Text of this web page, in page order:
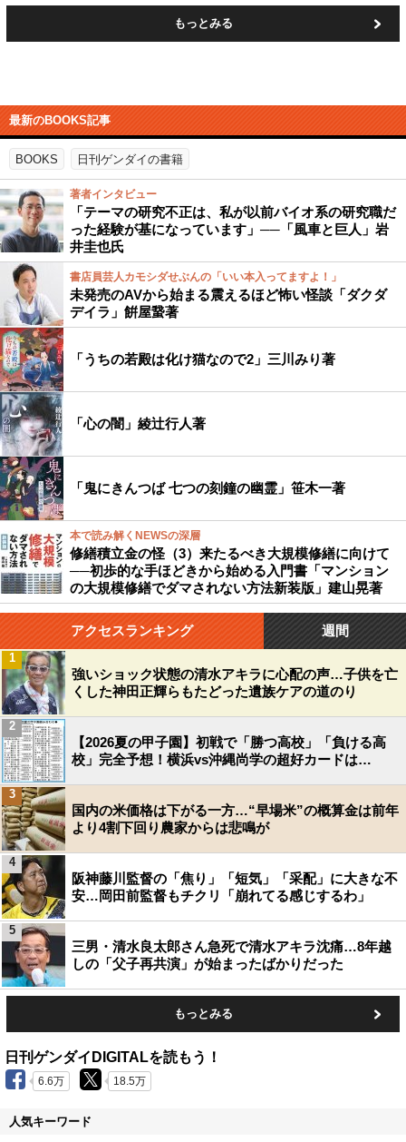
もっとみる
最新のBOOKS記事
BOOKS 日刊ゲンダイの書籍
著者インタビュー
「テーマの研究不正は、私が以前バイオ系の研究職だ
った経験が基になっています」──「風車と巨人」岩
井圭也氏
書店員芸人カモシダせぶんの「いい本入ってますよ！」
未発売のAVから始まる震えるほど怖い怪談「ダクダ
デイラ」餠屋䖸著
「うちの若殿は化け猫なので2」三川みり著
「心の闇」綾辻行人著
「鬼にきんつば 七つの刻鐘の幽霊」笹木一著
本で読み解くNEWSの深層
修繕積立金の怪（3）来たるべき大規模修繕に向けて
──初歩的な手ほどきから始める入門書「マンション
の大規模修繕でダマされない方法新装版」建山晃著
アクセスランキング 週間
強いショック状態の清水アキラに心配の声…子供を亡
くした神田正輝らもたどった遺族ケアの道のり
1
【2026夏の甲子園】初戦で「勝つ高校」「負ける高
校」完全予想！横浜vs沖縄尚学の超好カードは…
2
国内の米価格は下がる一方…“早場米”の概算金は前年
より4割下回り農家からは悲鳴が
3
阪神藤川監督の「焦り」「短気」「采配」に大きな不
安…岡田前監督もチクリ「崩れてる感じするわ」
4
三男・清水良太郎さん急死で清水アキラ沈痛…8年越
しの「父子再共演」が始まったばかりだった
5
もっとみる
日刊ゲンダイDIGITALを読もう！
6.6万 18.5万
人気キーワード